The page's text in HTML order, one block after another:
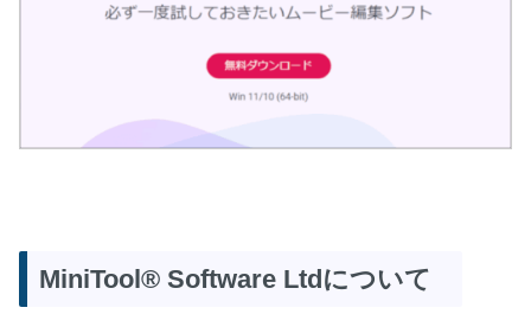
MiniTool® Software Ltdについて